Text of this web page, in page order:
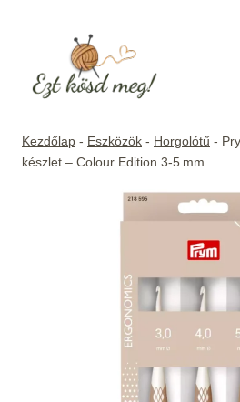
Kezdőlap - Eszközök - Horgolótű -
készlet – Colour Edition 3‑5 mm